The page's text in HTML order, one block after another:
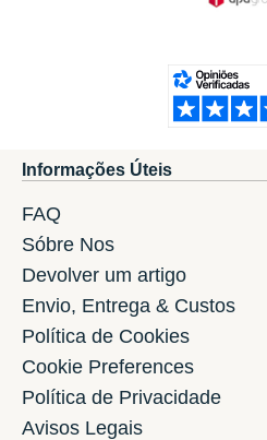
Informações Úteis
FAQ
Sóbre Nos
Devolver um artigo
Envio, Entrega & Custos
Política de Cookies
Cookie Preferences
Política de Privacidade
Avisos Legais